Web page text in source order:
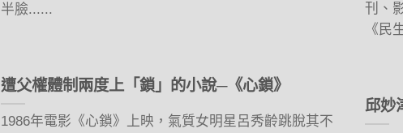
半臉......
刊、
《民
遭父權體制兩度上「鎖」的小說─《心鎖》
1986年電影《心鎖》上映，氣質女明星呂秀齡跳脫其不
邱妙